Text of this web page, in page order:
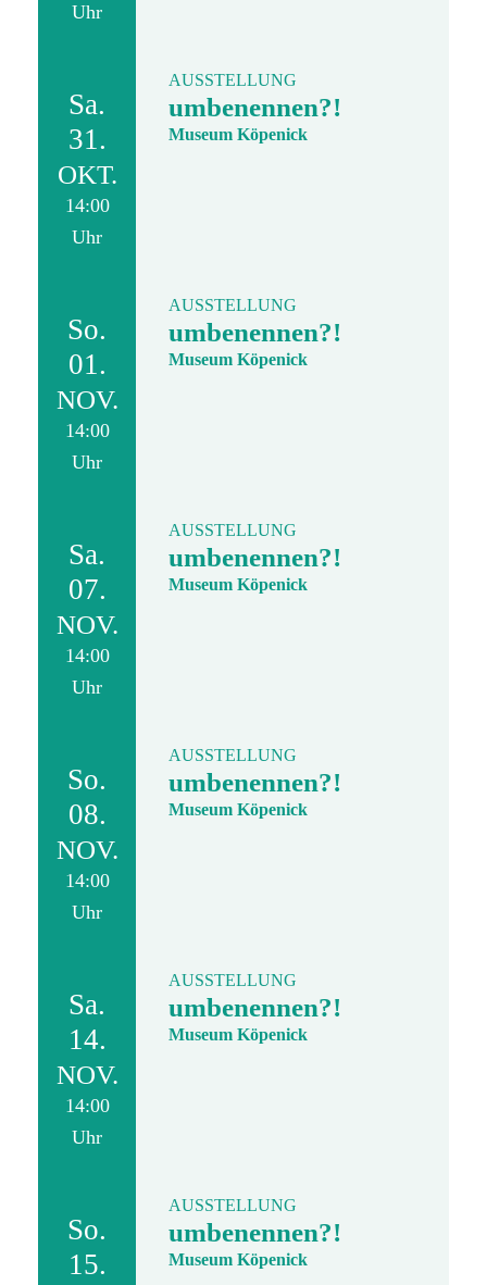
Uhr
Sa.
31.
OKT.
14:00
Uhr
AUSSTELLUNG
umbenennen?!
Museum Köpenick
So.
01.
NOV.
14:00
Uhr
AUSSTELLUNG
umbenennen?!
Museum Köpenick
Sa.
07.
NOV.
14:00
Uhr
AUSSTELLUNG
umbenennen?!
Museum Köpenick
So.
08.
NOV.
14:00
Uhr
AUSSTELLUNG
umbenennen?!
Museum Köpenick
Sa.
14.
NOV.
14:00
Uhr
AUSSTELLUNG
umbenennen?!
Museum Köpenick
So.
15.
AUSSTELLUNG
umbenennen?!
Museum Köpenick